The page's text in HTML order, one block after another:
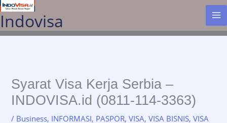
Lewati
ke
konten
Indovisa
Syarat Visa Kerja Serbia –
INDOVISA.id (0811-114-3363)
/ Business, INFORMASI, PASPOR,VISA,VISA BISNIS,VISA